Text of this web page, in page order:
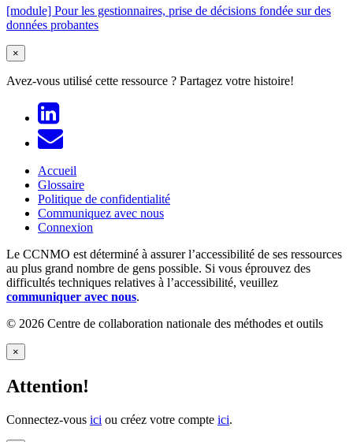
[module] Pour les gestionnaires, prise de décisions fondée sur des
données probantes
×
Avez-vous utilisé cette ressource ? Partagez votre histoire!
Accueil
Glossaire
Politique de confidentialité
Communiquez avec nous
Connexion
Le CCNMO est déterminé à assurer l’accessibilité de ses ressources
au plus grand nombre de gens possible. Si vous éprouvez des
difficultés techniques relatives à l’accessibilité, veuillez
communiquer avec nous.
© 2026 Centre de collaboration nationale des méthodes et outils
×
Attention!
Connectez-vous ici ou créez votre compte ici.